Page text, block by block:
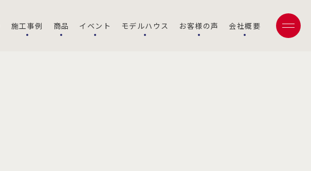
施工事例 商品 イベント モデルハウス お客様の声 会社概要